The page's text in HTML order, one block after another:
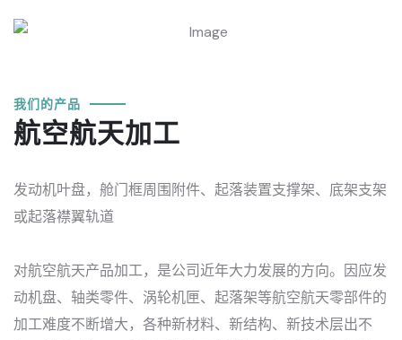
我们的产品
航空航天加工
发动机叶盘，舱门框周围附件、起落装置支撑架、底架支架
或起落襟翼轨道
对航空航天产品加工，是公司近年大力发展的方向。因应发
动机盘、轴类零件、涡轮机匣、起落架等航空航天零部件的
加工难度不断增大，各种新材料、新结构、新技术层出不